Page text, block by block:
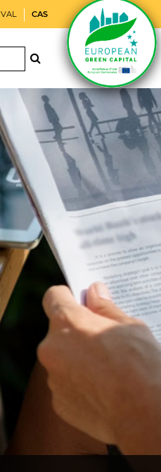
VAL CAS